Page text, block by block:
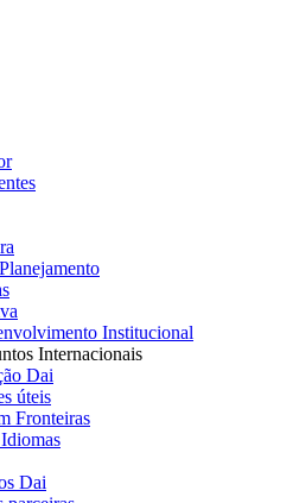
Institucional
Internacionais
Dai
úteis
Fronteiras
Dai